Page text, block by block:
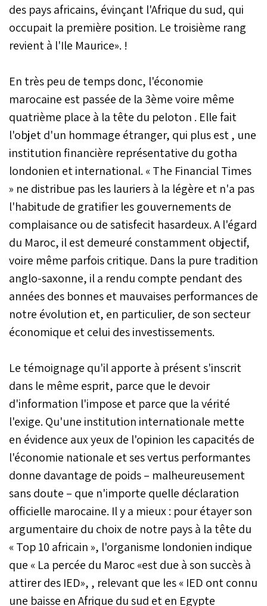
des pays africains, évinçant l'Afrique du sud, qui
occupait la première position. Le troisième rang
revient à l'Ile Maurice». !
En très peu de temps donc, l'économie
marocaine est passée de la 3ème voire même
quatrième place à la tête du peloton . Elle fait
l'objet d'un hommage étranger, qui plus est , une
institution financière représentative du gotha
londonien et international. « The Financial Times
» ne distribue pas les lauriers à la légère et n'a pas
l'habitude de gratifier les gouvernements de
complaisance ou de satisfecit hasardeux. A l'égard
du Maroc, il est demeuré constamment objectif,
voire même parfois critique. Dans la pure tradition
anglo-saxonne, il a rendu compte pendant des
années des bonnes et mauvaises performances de
notre évolution et, en particulier, de son secteur
économique et celui des investissements.
Le témoignage qu'il apporte à présent s'inscrit
dans le même esprit, parce que le devoir
d'information l'impose et parce que la vérité
l'exige. Qu'une institution internationale mette
en évidence aux yeux de l'opinion les capacités de
l'économie nationale et ses vertus performantes
donne davantage de poids – malheureusement
sans doute – que n'importe quelle déclaration
officielle marocaine. Il y a mieux : pour étayer son
argumentaire du choix de notre pays à la tête du
« Top 10 africain », l'organisme londonien indique
que « La percée du Maroc «est due à son succès à
attirer des IED», , relevant que les « IED ont connu
une baisse en Afrique du sud et en Egypte